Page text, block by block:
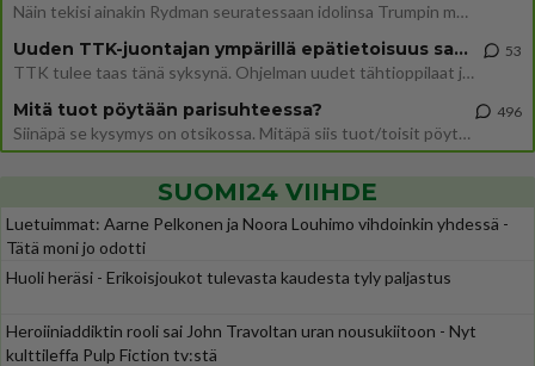
Näin tekisi ainakin Rydman seuratessaan idolinsa Trumpin mallia https://www.is.fi/politiikka/art-2000012187244.html
Uuden TTK-juontajan ympärillä epätietoisuus sakenee - Nyt MTV hämmentää soppaa
TTK tulee taas tänä syksynä. Ohjelman uudet tähtioppilaat julkistetaan torstaina 6. elokuuta klo 14 alkavassa lehdistö
53
Mitä tuot pöytään parisuhteessa?
Siinäpä se kysymys on otsikossa. Mitäpä siis tuot/toisit pöytään parisuhteessa? Oletko mies vai nainen? Koetko sen mitä
496
SUOMI24 VIIHDE
Luetuimmat: Aarne Pelkonen ja Noora Louhimo vihdoinkin yhdessä -
Tätä moni jo odotti
Huoli heräsi - Erikoisjoukot tulevasta kaudesta tyly paljastus
Heroiiniaddiktin rooli sai John Travoltan uran nousukiitoon - Nyt
kulttileffa Pulp Fiction tv:stä